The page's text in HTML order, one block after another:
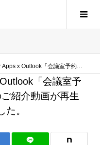
予約状況可視化アプリ」のご紹介動画が再生回数2,000回を達成しました。
「会議室予
紹介動画が再生
。